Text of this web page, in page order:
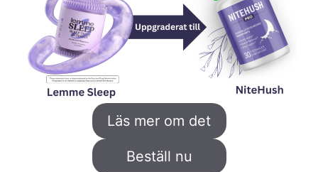
Läs mer om det
Beställ nu